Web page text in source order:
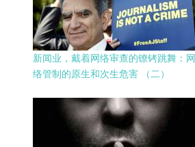
新闻业，戴着网络审查的镣铐跳舞：网
络管制的原生和次生危害 （二）